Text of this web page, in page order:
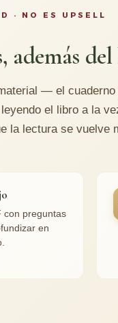
· NO ES UPSELL
además
— el
el libro a la
la lectura se vuelve
con preguntas
en